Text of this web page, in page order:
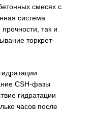
смесях с
система
так и
торкрет-
CSH-фазы
гидратации
часов после